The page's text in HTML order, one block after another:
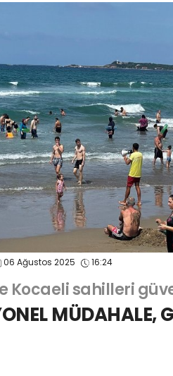
06 Ağustos 2025 16:24
Kocaeli sahilleri
MÜDAHALE,